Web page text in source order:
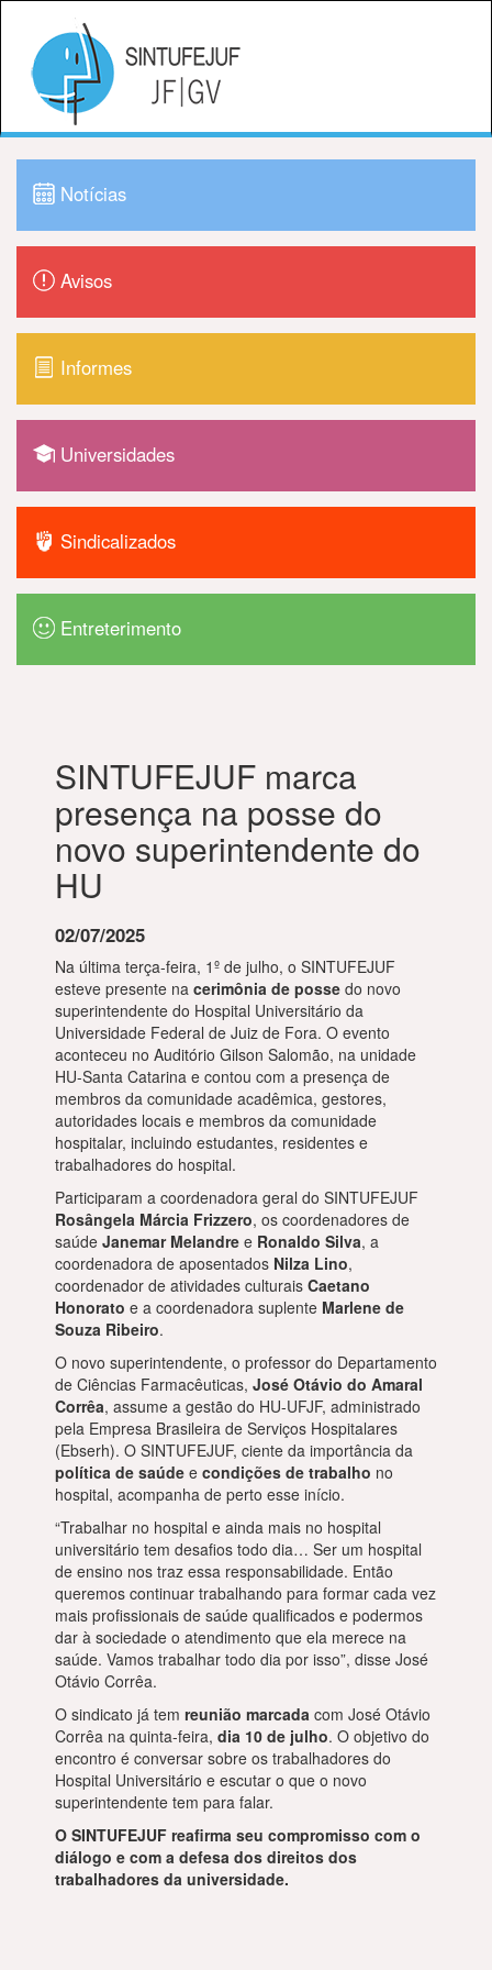
Notícias
Avisos
Informes
Universidades
Sindicalizados
Entreterimento
SINTUFEJUF marca
presença na posse do
novo superintendente do
HU
02/07/2025
Na última terça-feira, 1º de julho, o SINTUFEJUF
esteve presente na cerimônia de posse do novo
superintendente do Hospital Universitário da
Universidade Federal de Juiz de Fora. O evento
aconteceu no Auditório Gilson Salomão, na unidade
HU-Santa Catarina e contou com a presença de
membros da comunidade acadêmica, gestores,
autoridades locais e membros da comunidade
hospitalar, incluindo estudantes, residentes e
trabalhadores do hospital.
Participaram a coordenadora geral do SINTUFEJUF
Rosângela Márcia Frizzero, os coordenadores de
saúde Janemar Melandre e Ronaldo Silva, a
coordenadora de aposentados Nilza Lino,
coordenador de atividades culturais Caetano
Honorato e a coordenadora suplente Marlene de
Souza Ribeiro.
O novo superintendente, o professor do Departamento
de Ciências Farmacêuticas, José Otávio do Amaral
Corrêa, assume a gestão do HU-UFJF, administrado
pela Empresa Brasileira de Serviços Hospitalares
(Ebserh). O SINTUFEJUF, ciente da importância da
política de saúde e condições de trabalho no
hospital, acompanha de perto esse início.
“Trabalhar no hospital e ainda mais no hospital
universitário tem desafios todo dia… Ser um hospital
de ensino nos traz essa responsabilidade. Então
queremos continuar trabalhando para formar cada vez
mais profissionais de saúde qualificados e podermos
dar à sociedade o atendimento que ela merece na
saúde. Vamos trabalhar todo dia por isso”, disse José
Otávio Corrêa.
O sindicato já tem reunião marcada com José Otávio
Corrêa na quinta-feira, dia 10 de julho. O objetivo do
encontro é conversar sobre os trabalhadores do
Hospital Universitário e escutar o que o novo
superintendente tem para falar.
O SINTUFEJUF reafirma seu compromisso com o
diálogo e com a defesa dos direitos dos
trabalhadores da universidade.